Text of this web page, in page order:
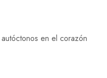
en el corazón